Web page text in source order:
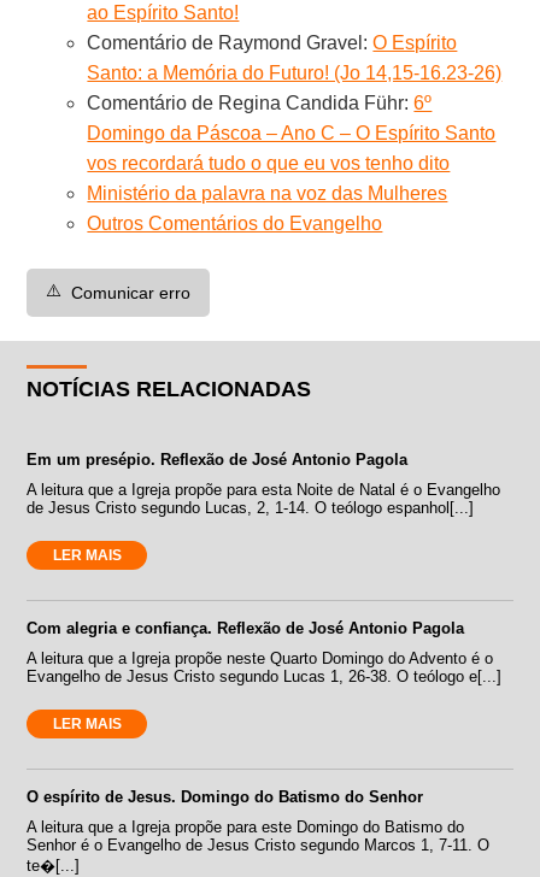
ao Espírito Santo!
Comentário de Raymond Gravel:O Espírito
Santo: a Memória do Futuro! (Jo 14,15-16.23-26)
Comentário de Regina Candida Führ:6º
Domingo da Páscoa – Ano C – O Espírito Santo
vos recordará tudo o que eu vos tenho dito
Ministério da palavra na voz das Mulheres
Outros Comentários do Evangelho
⚠️ Comunicar erro
NOTÍCIAS RELACIONADAS
Em um presépio. Reflexão de José Antonio Pagola
A leitura que a Igreja propõe para esta Noite de Natal é o Evangelho
de Jesus Cristo segundo Lucas, 2, 1-14. O teólogo espanhol[...]
LER MAIS
Com alegria e confiança. Reflexão de José Antonio Pagola
A leitura que a Igreja propõe neste Quarto Domingo do Advento é o
Evangelho de Jesus Cristo segundo Lucas 1, 26-38. O teólogo e[...]
LER MAIS
O espírito de Jesus. Domingo do Batismo do Senhor
A leitura que a Igreja propõe para este Domingo do Batismo do
Senhor é o Evangelho de Jesus Cristo segundo Marcos 1, 7-11. O
te�[...]